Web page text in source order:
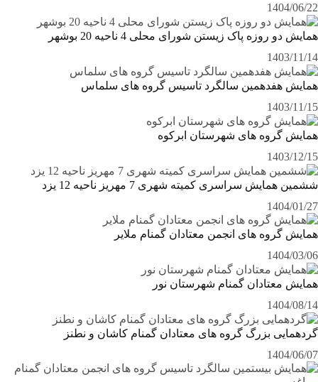
1404/06/22
همایش دو روزه پاک زیستن شورای محلی 4 ناحیه 20 بوشهر
1403/11/14
همایش هفدهمین سالگرد تاسیس گروه های سلماس
1403/11/15
همایش گروه های شهرستان ابرکوه
1403/12/15
ششمین همایش سراسری کمیته شهری 7 مهریز ناحیه 12 یزد
1404/01/27
همایش گروه های انجمن معتادان گمنام ملایر
1404/03/06
همایش معتادان گمنام شهرستان نور
1404/08/14
گردهمایی بزرگ گروه های معتادان گمنام کاشان و نطنز
1404/06/07